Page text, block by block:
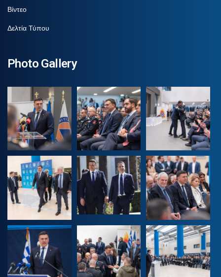
Βίντεο
Δελτία Τύπου
Photo Gallery